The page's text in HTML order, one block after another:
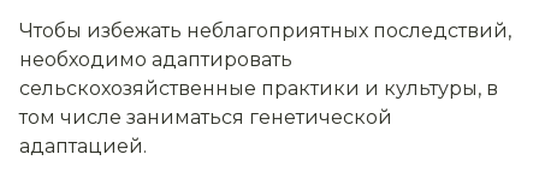
Чтобы избежать неблагоприятных последствий,
необходимо адаптировать
сельскохозяйственные практики и культуры, в
том числе заниматься генетической
адаптацией.